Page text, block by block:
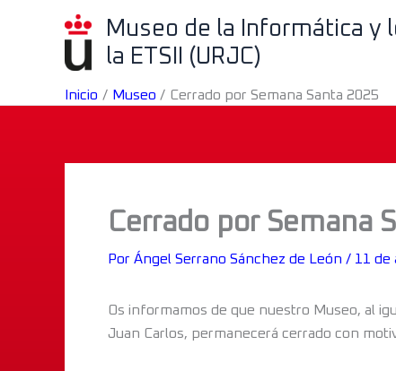
Museo de la Informática y
la ETSII (URJC)
Inicio Museo Cerrado por Semana Santa 2025
Cerrado por Semana
Por Ángel Serrano Sánchez de León / 11 de
Os informamos de que nuestro Museo, al
Juan Carlos, permanecerá cerrado con